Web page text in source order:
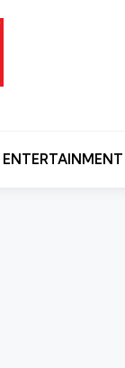
ENTERTAINMENT